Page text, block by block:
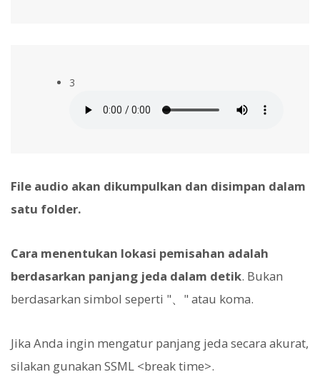
3
File audio akan dikumpulkan dan disimpan dalam
satu folder.
Cara menentukan lokasi pemisahan adalah
berdasarkan panjang jeda dalam detik. Bukan
berdasarkan simbol seperti "、" atau koma.
Jika Anda ingin mengatur panjang jeda secara akurat,
silakan gunakan SSML <break time>.